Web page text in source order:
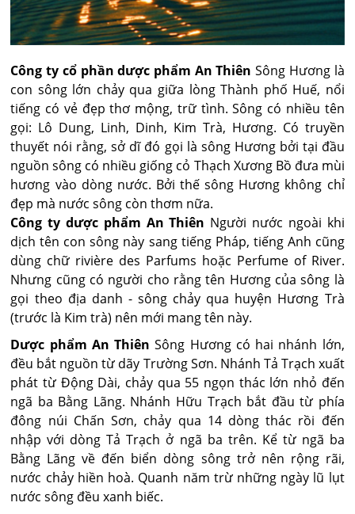
Công ty cổ phần dược phẩm An ThiênSông Hương là
con sông lớn chảy qua giữa lòng Thành phố Huế, nổi
tiếng có vẻ đẹp thơ mộng, trữ tình. Sông có nhiều tên
gọi: Lô Dung, Linh, Dinh, Kim Trà, Hương. Có truyền
thuyết nói rằng, sở dĩ đó gọi là sông Hương bởi tại đầu
nguồn sông có nhiều giống cỏ Thạch Xương Bồ đưa mùi
hương vào dòng nước. Bởi thế sông Hương không chỉ
đẹp mà nước sông còn thơm nữa.
Công ty dược phẩm An Thiên Người nước ngoài khi
dịch tên con sông này sang tiếng Pháp, tiếng Anh cũng
dùng chữ rivière des Parfums hoặc Perfume of River.
Nhưng cũng có người cho rằng tên Hương của sông là
gọi theo địa danh - sông chảy qua huyện Hương Trà
(trước là Kim trà) nên mới mang tên này.
Dược phẩm An ThiênSông Hương có hai nhánh lớn,
đều bắt nguồn từ dãy Trường Sơn. Nhánh Tả Trạch xuất
phát từ Động Dài, chảy qua 55 ngọn thác lớn nhỏ đến
ngã ba Bằng Lãng. Nhánh Hữu Trạch bắt đầu từ phía
đông núi Chấn Sơn, chảy qua 14 dòng thác rồi đến
nhập với dòng Tả Trạch ở ngã ba trên. Kể từ ngã ba
Bằng Lãng về đến biển dòng sông trở nên rộng rãi,
nước chảy hiền hoà. Quanh năm trừ những ngày lũ lụt
nước sông đều xanh biếc.